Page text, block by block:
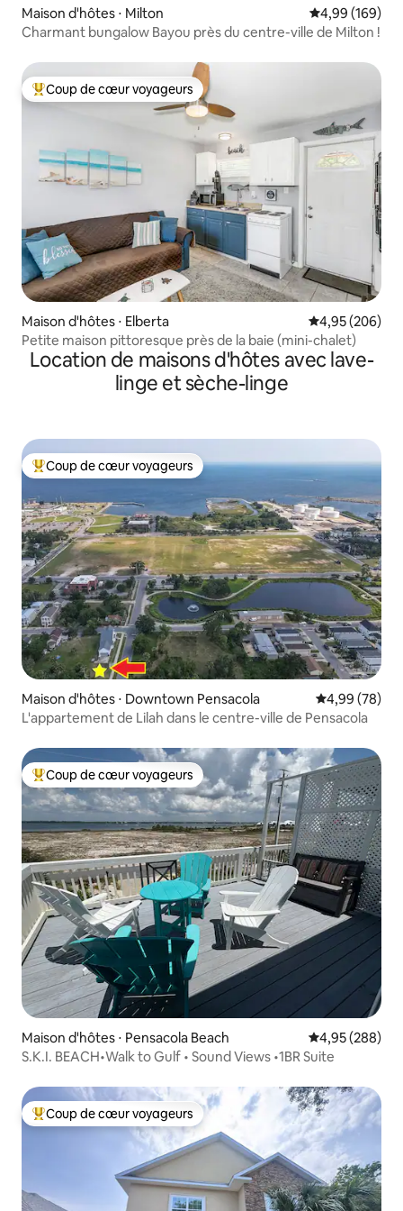
Maison d'hôtes ⋅ Milton Évaluation
4,99 (169)
Charmant bungalow Bayou près du centre-ville de Milton !
Coups de cœur voyageurs les plus appréciés
Coup de cœur voyageurs
Maison d'hôtes ⋅ Elberta Évaluation
4,95 (206)
Petite maison pittoresque près de la baie (mini-chalet)
Location de maisons d'hôtes avec lave-
linge et sèche-linge
Coups de cœur voyageurs les plus appréciés
Coup de cœur voyageurs
Maison d'hôtes ⋅ Downtown Pensacola Évaluation
4,99 (78)
L'appartement de Lilah dans le centre-ville de Pensacola
Coups de cœur voyageurs les plus appréciés
Coup de cœur voyageurs
Maison d'hôtes ⋅ Pensacola Beach Évaluation
4,95 (288)
S.K.I. BEACH•Walk to Gulf • Sound Views •1BR Suite
Coups de cœur voyageurs les plus appréciés
Coup de cœur voyageurs